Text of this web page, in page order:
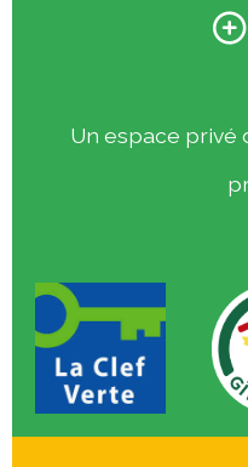
entièrement aménagée
Toit terrasse du gite
disposition pendant
Un espace privé